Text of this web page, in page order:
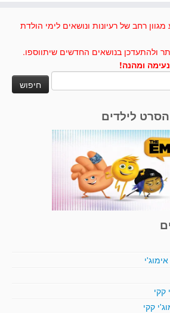
מגוון רחב של רעיונות ונושאים לימי הולדת
ולהתעדכן בנושאים החדשים שיתווספו.
ומהנה!
הסרט לילדים
קקי
קקי